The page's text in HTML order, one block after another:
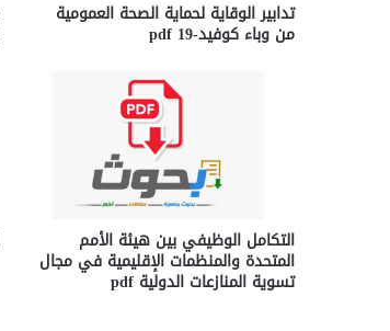
تدابير الوقاية لحماية الصحة العمومية
من وباء كوفيد-19 pdf
التكامل الوظيفي بين هيئة الأمم
المتحدة والمنظمات الإقليمية في مجال
تسوية المنازعات الدولية pdf